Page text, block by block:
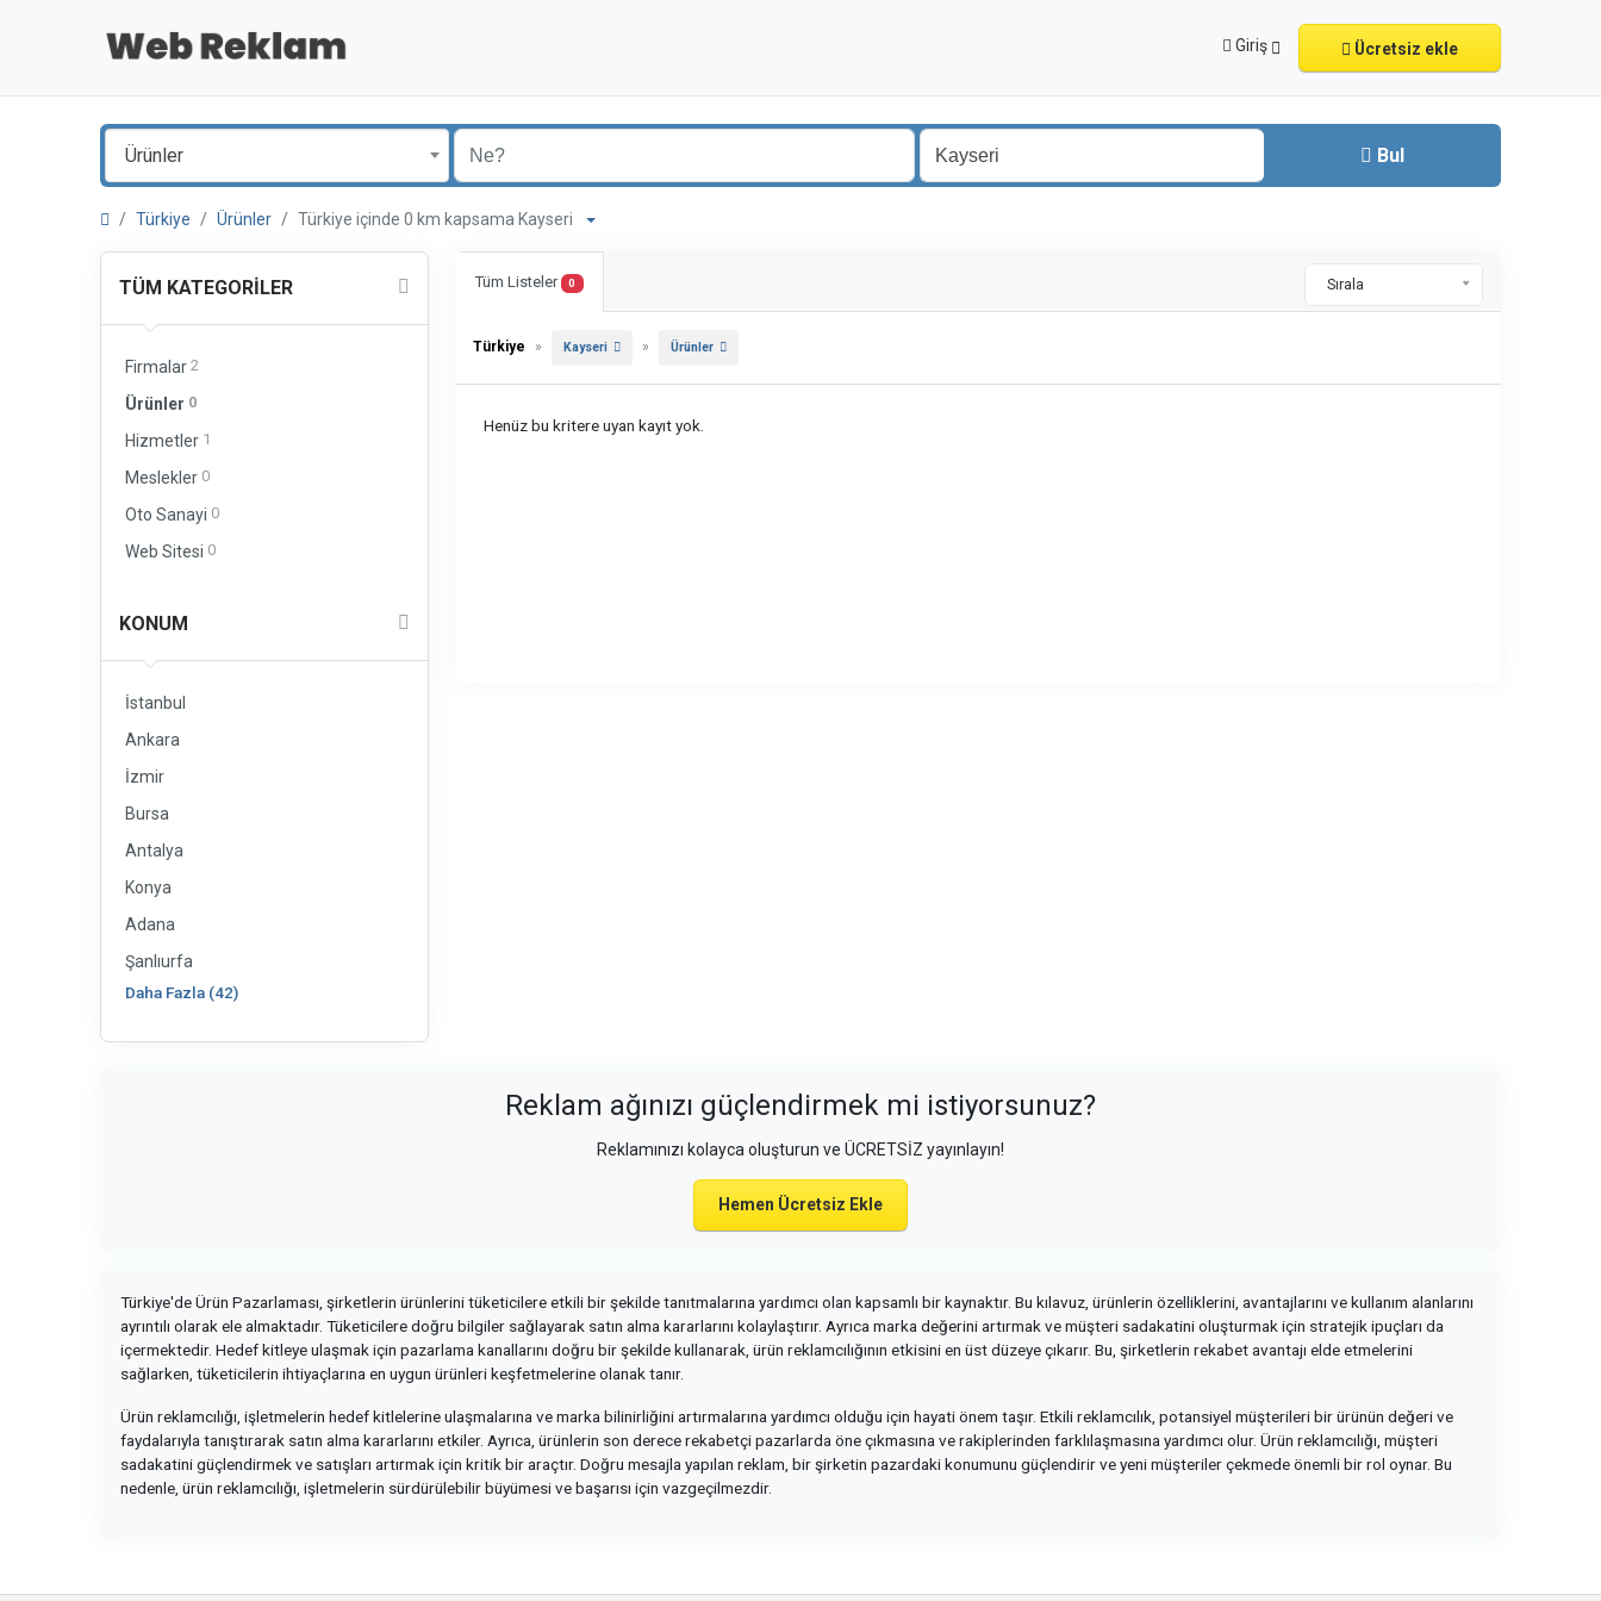
Giriş Ücretsiz ekle
Ürünler Bul
Türkiye Ürünler Türkiye içinde 0 km kapsama Kayseri
TÜM KATEGORILER
Firmalar 2
Ürünler 0
Hizmetler 1
Meslekler 0
Oto Sanayi 0
Web Sitesi 0
KONUM
İstanbul
Ankara
İzmir
Bursa
Antalya
Konya
Adana
Şanlıurfa
Daha Fazla (42)
Tüm Listeler 0 Sırala
Türkiye » Kayseri » Ürünler
Henüz bu kritere uyan kayıt yok.
Reklam ağınızı güçlendirmek mi istiyorsunuz?
Reklamınızı kolayca oluşturun ve ÜCRETSİZ yayınlayın!
Hemen Ücretsiz Ekle
Türkiye'de Ürün Pazarlaması, şirketlerin ürünlerini tüketicilere etkili bir şekilde tanıtmalarına yardımcı olan kapsamlı bir kaynaktır. Bu kılavuz, ürünlerin özelliklerini, avantajlarını ve kullanım alanlarını
ayrıntılı olarak ele almaktadır. Tüketicilere doğru bilgiler sağlayarak satın alma kararlarını kolaylaştırır. Ayrıca marka değerini artırmak ve müşteri sadakatini oluşturmak için stratejik ipuçları da
içermektedir. Hedef kitleye ulaşmak için pazarlama kanallarını doğru bir şekilde kullanarak, ürün reklamcılığının etkisini en üst düzeye çıkarır. Bu, şirketlerin rekabet avantajı elde etmelerini
sağlarken, tüketicilerin ihtiyaçlarına en uygun ürünleri keşfetmelerine olanak tanır.
Ürün reklamcılığı, işletmelerin hedef kitlelerine ulaşmalarına ve marka bilinirliğini artırmalarına yardımcı olduğu için hayati önem taşır. Etkili reklamcılık, potansiyel müşterileri bir ürünün değeri ve
faydalarıyla tanıştırarak satın alma kararlarını etkiler. Ayrıca, ürünlerin son derece rekabetçi pazarlarda öne çıkmasına ve rakiplerinden farklılaşmasına yardımcı olur. Ürün reklamcılığı, müşteri
sadakatini güçlendirmek ve satışları artırmak için kritik bir araçtır. Doğru mesajla yapılan reklam, bir şirketin pazardaki konumunu güçlendirir ve yeni müşteriler çekmede önemli bir rol oynar. Bu
nedenle, ürün reklamcılığı, işletmelerin sürdürülebilir büyümesi ve başarısı için vazgeçilmezdir.